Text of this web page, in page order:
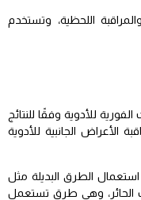
اللحظية، وتستخدم
للأدوية وفقًا للنتائج
الأعراض الجانبية للأدوية
استعمال الطرق البديلة مثل
وهي طرق تستعمل